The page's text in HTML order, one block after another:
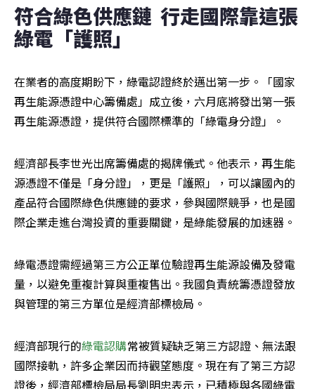
符合綠色供應鏈  行走國際靠這張
綠電「護照」
在業者的高度期盼下，綠電認證終於邁出第一步。「國家
再生能源憑證中心籌備處」成立後，六月底將發出第一張
再生能源憑證，提供符合國際標準的「綠電身分證」。
經濟部長李世光出席籌備處的揭牌儀式。他表示，再生能
源憑證不僅是「身分證」，更是「護照」，可以讓國內的
產品符合國際綠色供應鏈的要求，參與國際競爭，也是國
際企業走進台灣投資的重要關鍵，是綠能發展的加速器。
綠電憑證需經過第三方公正單位驗證再生能源設備及發電
量，以避免重複計算與重複售出。我國負責統籌憑證發放
與管理的第三方單位是經濟部標檢局。
經濟部現行的綠電認購常被質疑缺乏第三方認證、無法跟
國際接軌，許多企業因而持觀望態度。現在有了第三方認
證後，經濟部標檢局局長劉明忠表示，已積極與各國綠電